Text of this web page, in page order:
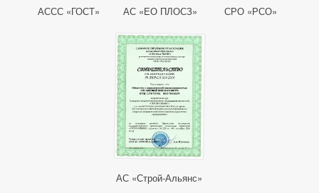
АССС «ГОСТ» АС «ЕО ПЛОСЗ» СРО «РСО»
АС «Строй-Альянс»